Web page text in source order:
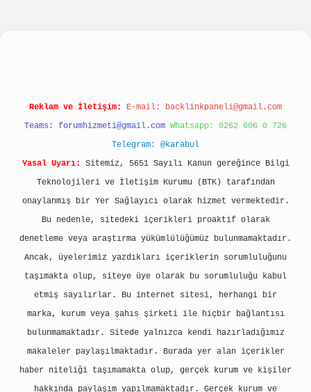
Reklam ve İletişim: E-mail: backlinkpaneli@gmail.com
Teams: forumhizmeti@gmail.com Whatsapp: 0262 606 0 726
Telegram: @karabul
Yasal Uyarı:
Sitemiz, 5651 Sayılı Kanun gereğince Bilgi
Teknolojileri ve İletişim Kurumu (BTK) tarafından
onaylanmış bir Yer Sağlayıcı olarak hizmet vermektedir.
Bu nedenle, sitedeki içerikleri proaktif olarak
denetleme veya araştırma yükümlülüğümüz bulunmamaktadır.
Ancak, üyelerimiz yazdıkları içeriklerin sorumluluğunu
taşımakta olup, siteye üye olarak bu sorumluluğu kabul
etmiş sayılırlar. Bu internet sitesi, herhangi bir
marka, kurum veya şahıs şirketi ile hiçbir bağlantısı
bulunmamaktadır. Sitede yalnızca kendi hazırladığımız
makaleler paylaşılmaktadır. Burada yer alan içerikler
haber niteliği taşımamakta olup, gerçek kurum ve kişiler
hakkında paylaşım yapılmamaktadır. Gerçek kurum ve